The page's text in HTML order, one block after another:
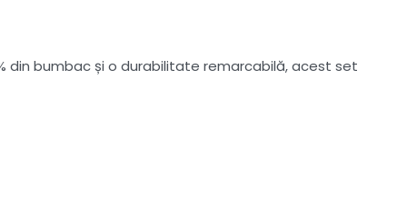
din bumbac și o durabilitate remarcabilă, acest set